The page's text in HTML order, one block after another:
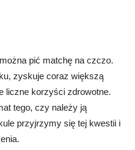
pić matchę na czczo.
zyskuje coraz większą
liczne korzyści zdrowotne.
tego, czy należy ją
przyjrzymy się tej kwestii i